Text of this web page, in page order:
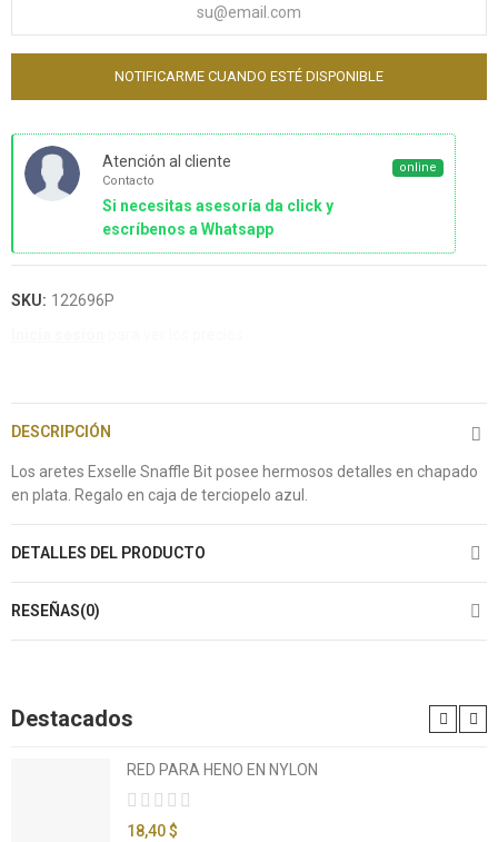
NOTIFICARME CUANDO ESTÉ DISPONIBLE
Atención al cliente
Contacto
Si necesitas asesoría da click y
escríbenos a Whatsapp
online
SKU: 122696P
DESCRIPCIÓN
Los aretes Exselle Snaffle Bit posee hermosos detalles en chapado
en plata. Regalo en caja de terciopelo azul.
DETALLES DEL PRODUCTO
RESEÑAS(0)
Destacados
RED PARA HENO EN NYLON
18,40 $